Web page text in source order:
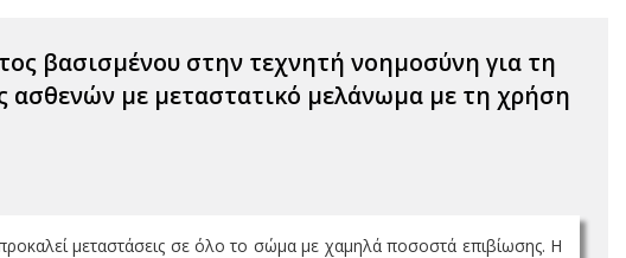
βασισμένου στην τεχνητή νοημοσύνη για τη
ασθενών με μεταστατικό μελάνωμα με τη χρήση
μεταστάσεις σε όλο το σώμα με χαμηλά ποσοστά επιβίωσης. Η